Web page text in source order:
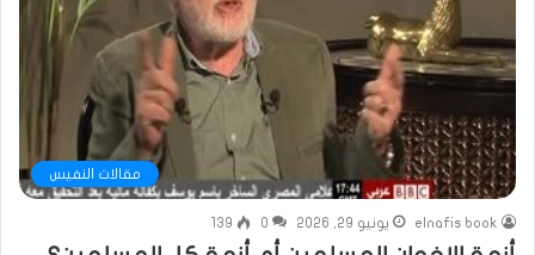
مقالات النفيس
elnafis book يونيو 29, 2026 0
139